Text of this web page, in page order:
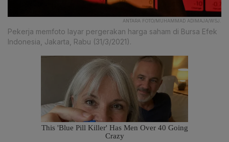
ANTARA FOTO/MUHAMMAD ADIMAJA/WSJ.
Pekerja memfoto layar pergerakan harga saham di Bursa Efek
Indonesia, Jakarta, Rabu (31/3/2021).